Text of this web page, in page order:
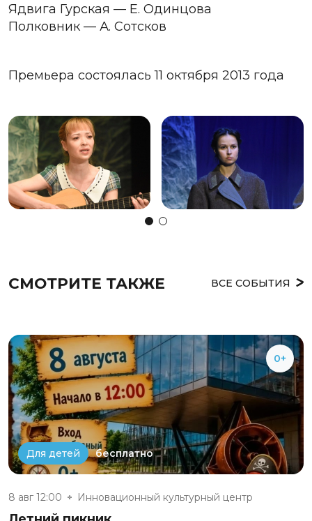
Ядвига Гурская — Е. Одинцова
Полковник — А. Сотсков
Премьера состоялась 11 октября 2013 года
СМОТРИТЕ ТАКЖЕ ВСЕ СОБЫТИЯ
0+
Для детей бесплатно
8 авг 12:00 Инновационный культурный центр